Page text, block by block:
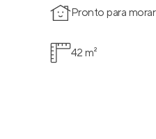
Pronto para morar
42 m²